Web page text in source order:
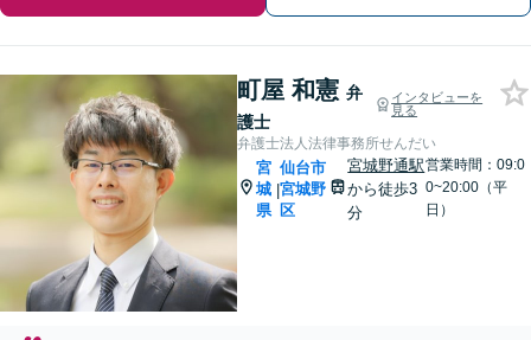
町屋 和憲 弁
護士
インタビューを
見る
弁護士法人法律事務所せんだい
宮
城
県
|
仙台市
宮城野
区
宮城野通駅
から徒歩3
分
営業時間：09:0
0~20:00（平
日）